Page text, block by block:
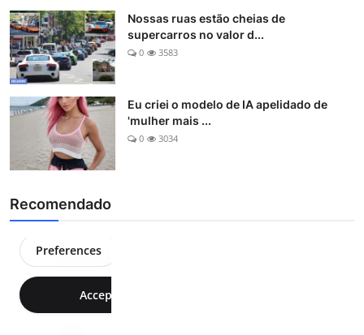
Nossas ruas estão cheias de
supercarros no valor d...
0 3583
Eu criei o modelo de IA apelidado de
'mulher mais ...
0 3034
Recomendado